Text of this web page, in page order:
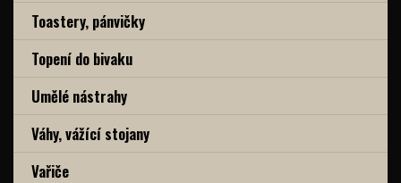
Toastery, pánvičky
Topení do bivaku
Umělé nástrahy
Váhy, vážící stojany
Vařiče